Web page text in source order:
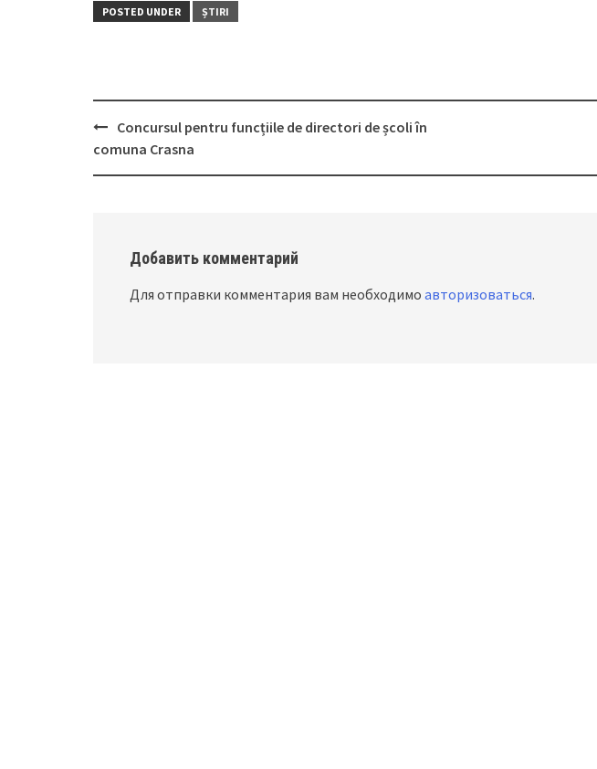
POSTED UNDER ȘTIRI
Post
navigation
Concursul pentru funcțiile de directori de școli în
comuna Crasna
Добавить комментарий
Для отправки комментария вам необходимо авторизоваться.